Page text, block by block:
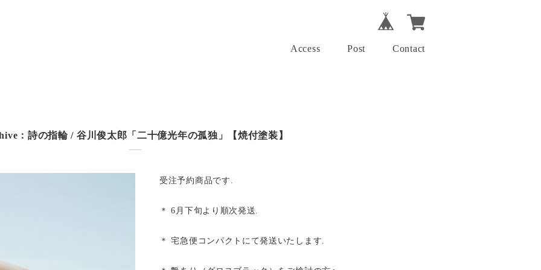
Access Post Contact
：詩の指輪 / 谷川俊太郎「二十億光年の孤独」【焼付塗装】
受注予約商品です.
＊ 6月下旬より順次発送.
＊ 宅急便コンパクトにて発送いたします.